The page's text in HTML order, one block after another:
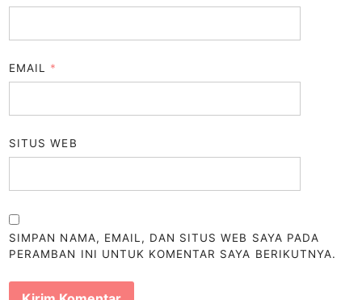
EMAIL *
SITUS WEB
SIMPAN NAMA, EMAIL, DAN SITUS WEB SAYA PADA
PERAMBAN INI UNTUK KOMENTAR SAYA BERIKUTNYA.